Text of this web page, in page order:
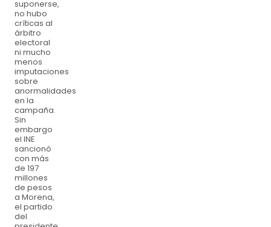
suponerse,
no hubo
críticas al
árbitro
electoral
ni mucho
menos
imputaciones
sobre
anormalidades
en la
campaña.
Sin
embargo
el INE
sancionó
con más
de 197
millones
de pesos
a Morena,
el partido
del